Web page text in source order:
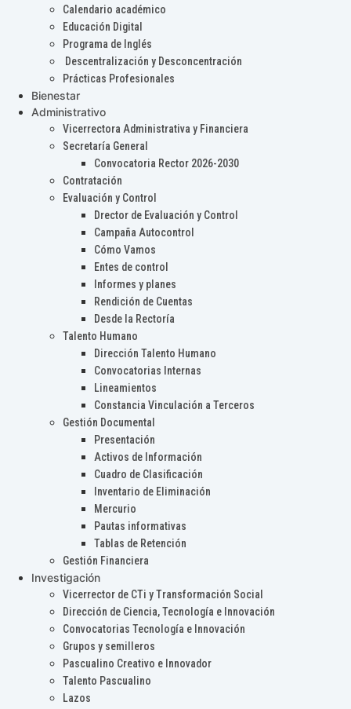
Calendario académico
Educación Digital
Programa de Inglés
Descentralización y Desconcentración
Prácticas Profesionales
Bienestar
Administrativo
Vicerrectora Administrativa y Financiera
Secretaría General
Convocatoria Rector 2026-2030
Contratación
Evaluación y Control
Drector de Evaluación y Control
Campaña Autocontrol
Cómo Vamos
Entes de control
Informes y planes
Rendición de Cuentas
Desde la Rectoría
Talento Humano
Dirección Talento Humano
Convocatorias Internas
Lineamientos
Constancia Vinculación a Terceros
Gestión Documental
Presentación
Activos de Información
Cuadro de Clasificación
Inventario de Eliminación
Mercurio
Pautas informativas
Tablas de Retención
Gestión Financiera
Investigación
Vicerrector de CTi y Transformación Social
Dirección de Ciencia, Tecnología e Innovación
Convocatorias Tecnología e Innovación
Grupos y semilleros
Pascualino Creativo e Innovador
Talento Pascualino
Lazos